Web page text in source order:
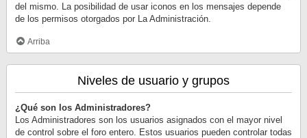
del mismo. La posibilidad de usar iconos en los mensajes depende
de los permisos otorgados por La Administración.
Arriba
Niveles de usuario y grupos
¿Qué son los Administradores?
Los Administradores son los usuarios asignados con el mayor nivel
de control sobre el foro entero. Estos usuarios pueden controlar todas